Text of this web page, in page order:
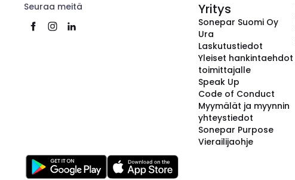
Seuraa meitä Yritys
Sonepar Suomi Oy
Ura
Laskutustiedot
Yleiset hankintaehdot
toimittajalle
Speak Up
Code of Conduct
Myymälät ja myynnin
yhteystiedot
Sonepar Purpose
Vierailijaohje